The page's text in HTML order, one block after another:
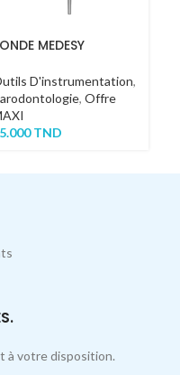
MEDESY
D'instrumentation,
, Offre
TND
à votre disposition.